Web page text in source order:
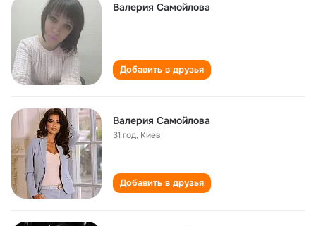
Валерия Самойлова
Добавить в друзья
Валерия Самойлова
31 год, Киев
Добавить в друзья